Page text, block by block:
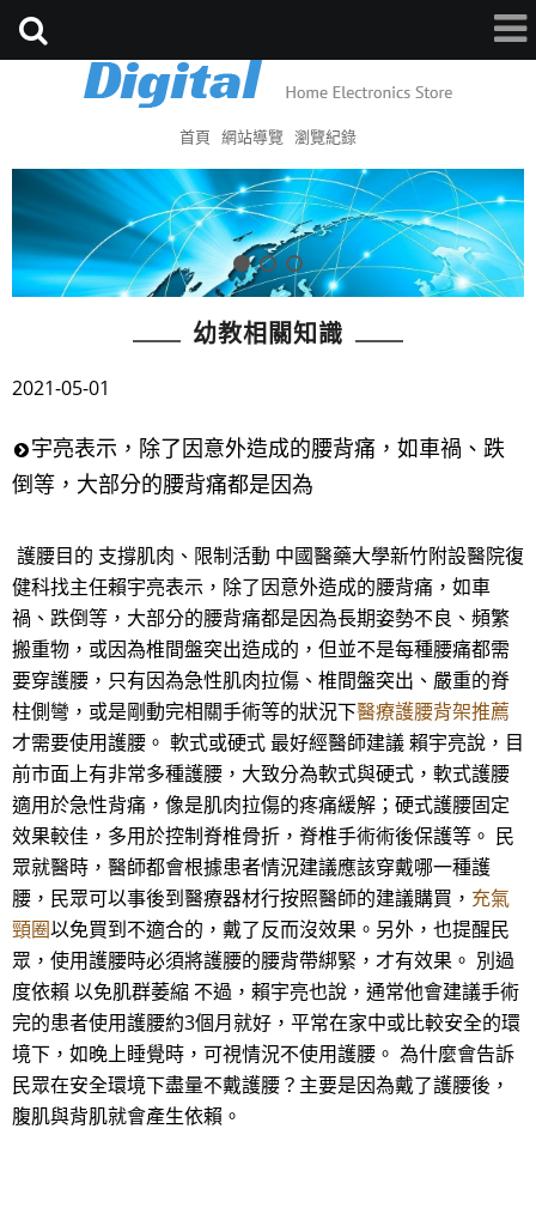
首頁 網站導覽 瀏覽紀錄
幼教相關知識
2021-05-01
宇亮表示，除了因意外造成的腰背痛，如車禍、跌
倒等，大部分的腰背痛都是因為
護腰目的 支撐肌肉、限制活動 中國醫藥大學新竹附設醫院復
健科找主任賴宇亮表示，除了因意外造成的腰背痛，如車
禍、跌倒等，大部分的腰背痛都是因為長期姿勢不良、頻繁
搬重物，或因為椎間盤突出造成的，但並不是每種腰痛都需
要穿護腰，只有因為急性肌肉拉傷、椎間盤突出、嚴重的脊
柱側彎，或是剛動完相關手術等的狀況下醫療護腰背架推薦
才需要使用護腰。 軟式或硬式 最好經醫師建議 賴宇亮說，目
前市面上有非常多種護腰，大致分為軟式與硬式，軟式護腰
適用於急性背痛，像是肌肉拉傷的疼痛緩解；硬式護腰固定
效果較佳，多用於控制脊椎骨折，脊椎手術術後保護等。 民
眾就醫時，醫師都會根據患者情況建議應該穿戴哪一種護
腰，民眾可以事後到醫療器材行按照醫師的建議購買， 充氣
頸圈以免買到不適合的，戴了反而沒效果。另外，也提醒民
眾，使用護腰時必須將護腰的腰背帶綁緊，才有效果。 別過
度依賴 以免肌群萎縮 不過，賴宇亮也說，通常他會建議手術
完的患者使用護腰約3個月就好，平常在家中或比較安全的環
境下，如晚上睡覺時，可視情況不使用護腰。 為什麼會告訴
民眾在安全環境下盡量不戴護腰？主要是因為戴了護腰後，
腹肌與背肌就會產生依賴。